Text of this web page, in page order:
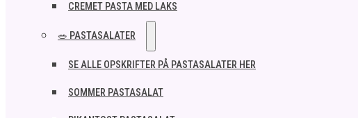
CREMET PASTA MED LAKS
🥗 PASTASALATER
SE ALLE OPSKRIFTER PÅ PASTASALATER HER
SOMMER PASTASALAT